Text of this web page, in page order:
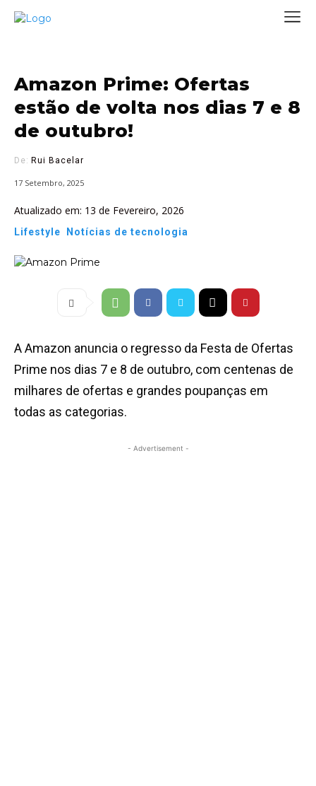
Amazon Prime: Ofertas
estão de volta nos dias 7 e 8
de outubro!
De: Rui Bacelar
17 Setembro, 2025
Atualizado em: 13 de Fevereiro, 2026
Lifestyle Notícias de tecnologia
A Amazon anuncia o regresso da Festa de Ofertas
Prime nos dias 7 e 8 de outubro, com centenas de
milhares de ofertas e grandes poupanças em
todas as categorias.
- Advertisement -